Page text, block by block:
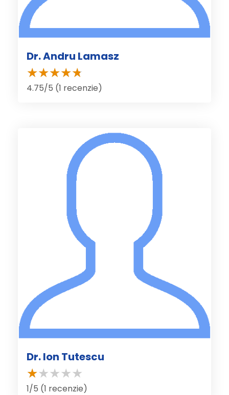
Dr. Andru Lamasz
4.75/5 (1 recenzie)
Dr. Ion Tutescu
1/5 (1 recenzie)